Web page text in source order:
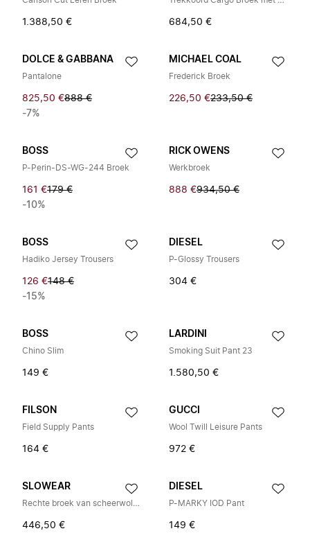
1.388,50 € 684,50 €
DOLCE & GABBANA
Pantalone
825,50 €888 €
-7%
MICHAEL COAL
Frederick Broek
226,50 €233,50 €
BOSS
P-Perin-DS-WG-244 Broek
161 €179 €
-10%
RICK OWENS
Werkbroek
888 €934,50 €
BOSS
Hadiko Jersey Trousers
126 €148 €
-15%
DIESEL
P-Glossy Trousers
304 €
BOSS
Chino Slim
149 €
LARDINI
Smoking Suit Pant 23
1.580,50 €
FILSON
Field Supply Pants
164 €
GUCCI
Wool Twill Leisure Pants
972 €
SLOWEAR
Rechte broek van scheerwolmix
446,50 €
DIESEL
P-MARKY IOD Pant
149 €